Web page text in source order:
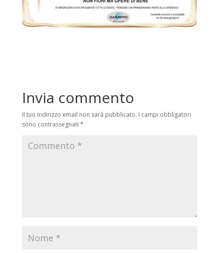
Invia commento
Il tuo indirizzo email non sarà pubblicato. I campi obbligatori
sono contrassegnati *